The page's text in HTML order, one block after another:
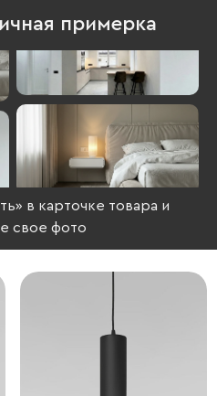
примерка
в карточке товара и
свое фото